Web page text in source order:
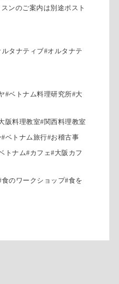
ンのご案内は別途ポスト
タナティブ#オルタナテ
#ベトナム料理研究所#大
阪料理教室#関西料理教室
ベトナム旅行#お稽古事
トナム#カフェ#大阪カフ
のワークショップ#食を